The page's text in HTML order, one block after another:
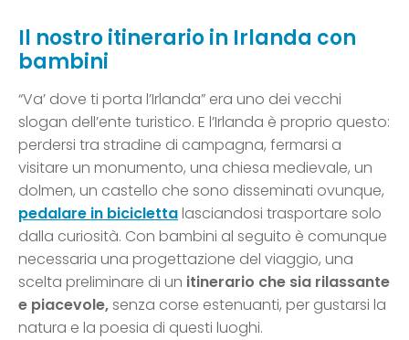
Il nostro itinerario in Irlanda con
bambini
“Va’ dove ti porta l’Irlanda” era uno dei vecchi
slogan dell’ente turistico. E l’Irlanda è proprio questo:
perdersi tra stradine di campagna, fermarsi a
visitare un monumento, una chiesa medievale, un
dolmen, un castello che sono disseminati ovunque,
pedalare in biciclettalasciandosi trasportare solo
dalla curiosità. Con bambini al seguito è comunque
necessaria una progettazione del viaggio, una
scelta preliminare di un itinerario che sia rilassante
e piacevole,senza corse estenuanti, per gustarsi la
natura e la poesia di questi luoghi.